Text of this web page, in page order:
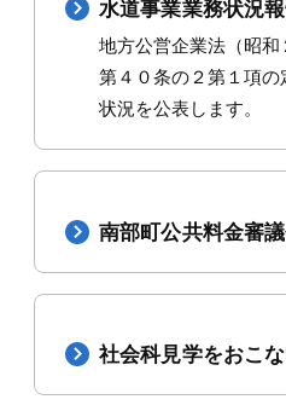
水道事業業務状況
地方公営企業法（昭和
第４０条の２第１項
状況を公表します。
南部町公共料金審
社会科見学をおこ